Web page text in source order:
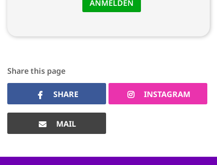
Share this page
SHARE INSTAGRAM
MAIL